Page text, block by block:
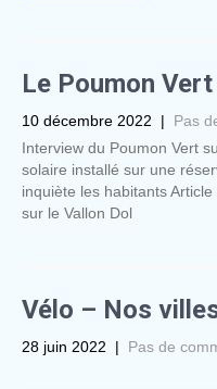
Le Poumon
10 décembre 2022 | Pas
Interview du Poumon Vert
solaire installé sur une
inquiète les habitants
sur le Vallon Dol
Vélo – Nos
28 juin 2022 | Pas de